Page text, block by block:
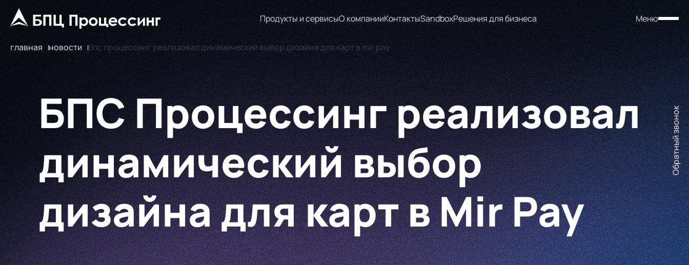
Продукты и сервисыО компанииКонтактыSandboxРешения для бизнеса
Обратный звонок
Меню
главная новости бпс процессинг реализовал динамический выбор дизайна для карт в mir pay
БПС Процессинг реализовал
динамический выбор
дизайна для карт в Mir Pay